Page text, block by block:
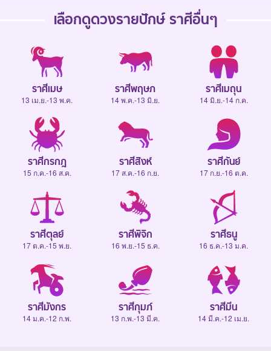
เลือกดูดวงรายปักษ์ราศีอื่นๆ
ราศีเมษ
13 เม.ย.-13 พ.ค.
ราศีพฤษภ
14 พ.ค.-13 มิ.ย.
ราศีเมถุน
14 มิ.ย.-14 ก.ค.
ราศีกรกฎ
15 ก.ค.-16 ส.ค.
ราศีสิงห์
17 ส.ค.-16 ก.ย.
ราศีกันย์
17 ก.ย.-16 ต.ค.
ราศีตุลย์
17 ต.ค.-15 พ.ย.
ราศีพิจิก
16 พ.ย.-15 ธ.ค.
ราศีธนู
16 ธ.ค.-13 ม.ค.
ราศีมังกร
14 ม.ค.-12 ก.พ.
ราศีกุมภ์
13 ก.พ.-13 มี.ค.
ราศีมีน
14 มี.ค.-12 เม.ย.